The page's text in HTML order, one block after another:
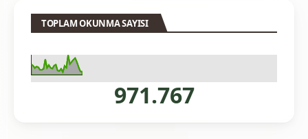
TOPLAM OKUNMA SAYISI
971.767